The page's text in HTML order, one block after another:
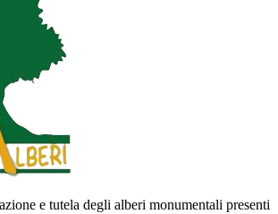
e tutela degli alberi monumentali presenti